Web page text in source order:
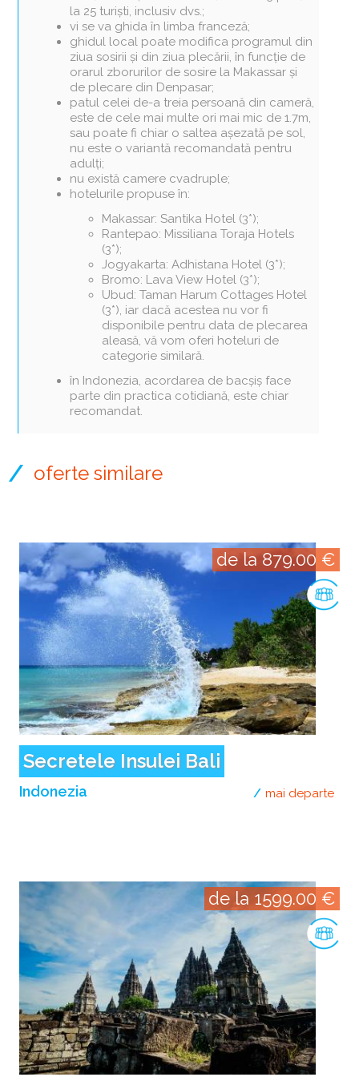
la 25 turiști, inclusiv dvs.;
vi se va ghida în limba franceză;
ghidul local poate modifica programul din
ziua sosirii și din ziua plecării, în funcție de
orarul zborurilor de sosire la Makassar și
de plecare din Denpasar;
patul celei de-a treia persoană din cameră,
este de cele mai multe ori mai mic de 1.7m,
sau poate fi chiar o saltea așezată pe sol,
nu este o variantă recomandată pentru
adulți;
nu există camere cvadruple;
hotelurile propuse în:
Makassar: Santika Hotel (3*);
Rantepao: Missiliana Toraja Hotels
(3*);
Jogyakarta: Adhistana Hotel (3*);
Bromo: Lava View Hotel (3*);
Ubud: Taman Harum Cottages Hotel
(3*), iar dacă acestea nu vor fi
disponibile pentru data de plecarea
aleasă, vă vom oferi hoteluri de
categorie similară.
în Indonezia, acordarea de bacșiș face
parte din practica cotidiană, este chiar
recomandat.
oferte similare
Secretele Insulei Bali
Indonezia
de la 879.00 €
mai departe
de la 1599.00 €